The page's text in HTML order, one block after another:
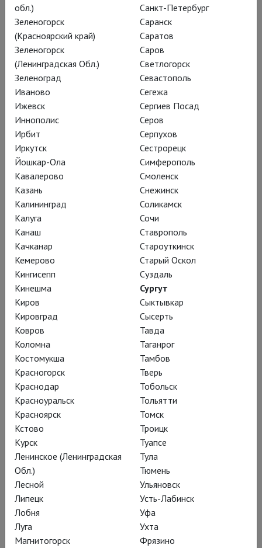
Принцесса цирка
15 августа, суббота
15:00 КАРО 8 Аура
обл.)
Зеленогорск
(Красноярский край)
Зеленогорск
(Ленинградская Обл.)
Зеленоград
Иваново
Ижевск
Иннополис
Ирбит
Иркутск
Йошкар-Ола
Кавалерово
Казань
Калининград
Калуга
Канаш
Качканар
Кемерово
Кингисепп
Кинешма
Киров
Кировград
Ковров
Коломна
Костомукша
Красногорск
Краснодар
Красноуральск
Красноярск
Кстово
Курск
Ленинское (Ленинградская
Обл.)
Лесной
Липецк
Лобня
Луга
Магнитогорск
Санкт-Петербург
Саранск
Саратов
Саров
Светлогорск
Севастополь
Сегежа
Сергиев Посад
Серов
Серпухов
Сестрорецк
Симферополь
Смоленск
Снежинск
Соликамск
Сочи
Ставрополь
Староуткинск
Старый Оскол
Суздаль
Сургут
Сыктывкар
Сысерть
Тавда
Таганрог
Тамбов
Тверь
Тобольск
Тольятти
Томск
Троицк
Туапсе
Тула
Тюмень
Ульяновск
Усть-Лабинск
Уфа
Ухта
Фрязино